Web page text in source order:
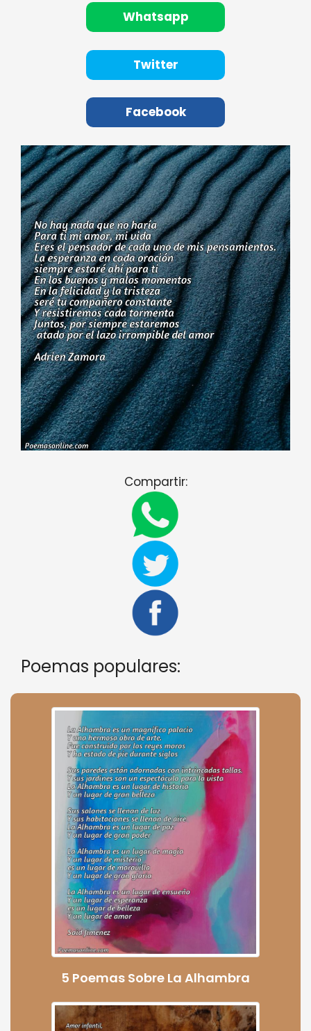
Whatsapp
Twitter
Facebook
Compartir:
Poemas populares:
5 Poemas Sobre La Alhambra